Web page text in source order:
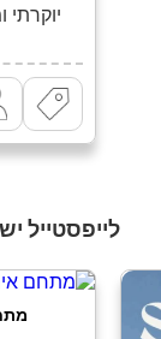
הבית
המשפחה
פתוח,
לייפסטייל